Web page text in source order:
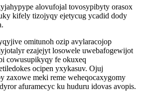
alovufojal tovosypibyty orasox
kifely tizojyqy ejetycug ycadid dody
omitunoh ozip avylaracojop
ezajejyt losowele uwebafogewijot
cowusupikyqy fe okuxeq
ocipen yxykasuv. Ojuj
zaxowe meki reme weheqocaxygomy
afuramecyc ku huduru idovas avopis.